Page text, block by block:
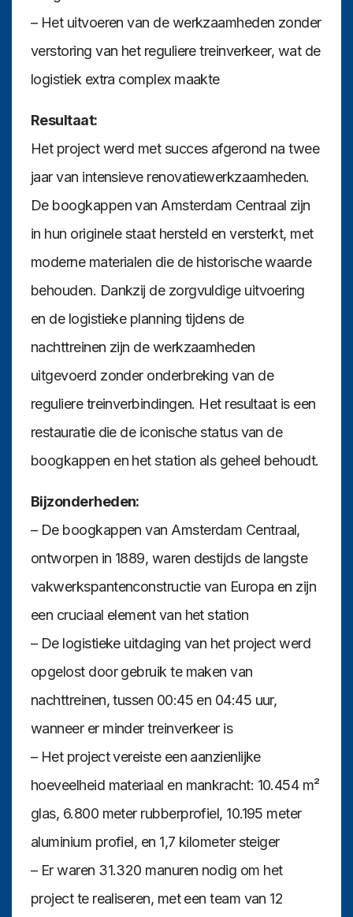
– Het uitvoeren van de werkzaamheden zonder
verstoring van het reguliere treinverkeer, wat de
logistiek extra complex maakte
Resultaat:
Het project werd met succes afgerond na twee
jaar van intensieve renovatiewerkzaamheden.
De boogkappen van Amsterdam Centraal zijn
in hun originele staat hersteld en versterkt, met
moderne materialen die de historische waarde
behouden. Dankzij de zorgvuldige uitvoering
en de logistieke planning tijdens de
nachttreinen zijn de werkzaamheden
uitgevoerd zonder onderbreking van de
reguliere treinverbindingen. Het resultaat is een
restauratie die de iconische status van de
boogkappen en het station als geheel behoudt.
Bijzonderheden:
– De boogkappen van Amsterdam Centraal,
ontworpen in 1889, waren destijds de langste
vakwerkspantenconstructie van Europa en zijn
een cruciaal element van het station
– De logistieke uitdaging van het project werd
opgelost door gebruik te maken van
nachttreinen, tussen 00:45 en 04:45 uur,
wanneer er minder treinverkeer is
– Het project vereiste een aanzienlijke
hoeveelheid materiaal en mankracht: 10.454 m²
glas, 6.800 meter rubberprofiel, 10.195 meter
aluminium profiel, en 1,7 kilometer steiger
– Er waren 31.320 manuren nodig om het
project te realiseren, met een team van 12